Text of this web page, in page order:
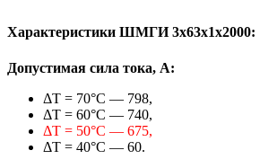
Характеристики ШМГИ 3х63х1х2000:
Допустимая сила тока, А:
ΔТ = 70°C — 798,
ΔТ = 60°C — 740,
ΔТ = 50°C — 675,
ΔТ = 40°C — 60.